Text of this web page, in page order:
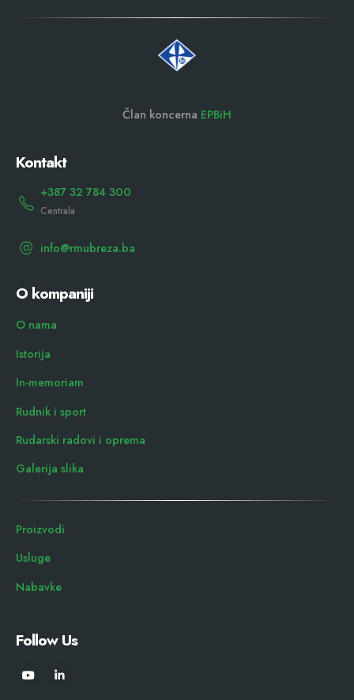
Član koncerna EPBiH
Kontakt
+387 32 784 300
Centrala
info@rmubreza.ba
O kompaniji
O nama
Istorija
In-memoriam
Rudnik i sport
Rudarski radovi i oprema
Galerija slika
Proizvodi
Usluge
Nabavke
Follow Us